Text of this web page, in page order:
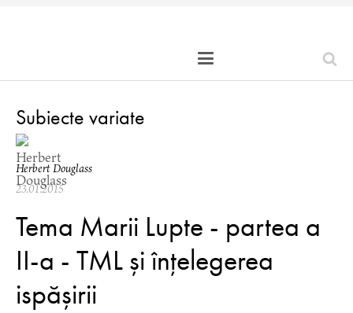
Subiecte variate
Herbert Douglass
23.01.2015
Tema Marii Lupte - partea a
II-a - TML și înțelegerea
ispășirii